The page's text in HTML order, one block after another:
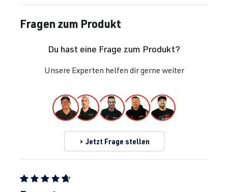
Fragen zum Produkt
Du hast eine Frage zum Produkt?
Unsere Experten helfen dir gerne weiter
Jetzt Frage stellen